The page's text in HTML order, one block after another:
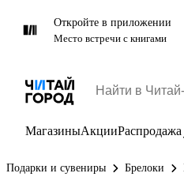
Откройте в приложении
Место встречи с книгами
МагазиныАкцииРаспродажа
Подарки и сувениры Брелоки